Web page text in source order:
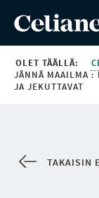
OLET TÄÄLLÄ:
JÄNNÄ MAAILMA :
JA JEKUTTAVAT
TAKAISIN